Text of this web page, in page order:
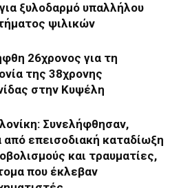
ξυλοδαρμό υπαλλήλου
ψιλικών
26χρονος για τη
της 38χρονης
στην Κυψέλη
Συνελήφθησαν,
από επεισοδιακή καταδίωξη
και τραυματίες,
που έκλεβαν